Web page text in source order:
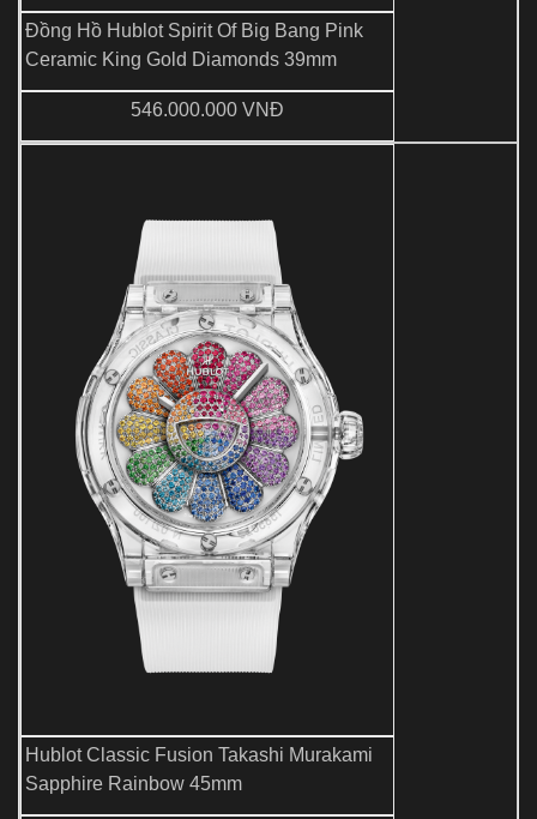
Đồng Hồ Hublot Spirit Of Big Bang Pink
Ceramic King Gold Diamonds 39mm
546.000.000 VNĐ
Hublot Classic Fusion Takashi Murakami
Sapphire Rainbow 45mm